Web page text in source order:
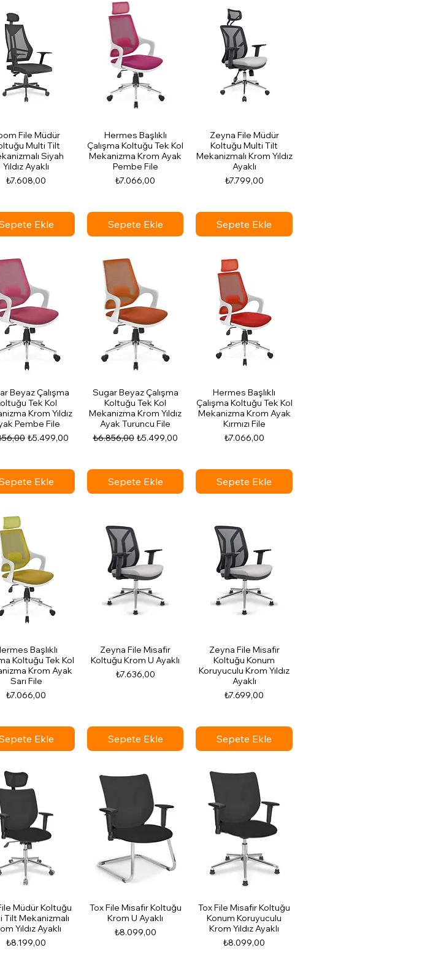
File Müdür
Multi Tilt
Siyah
Yıldız Ayaklı
Fiyat
₺7.608,00
Ekle
Hermes Başlıklı
Çalışma Koltuğu Tek Kol
Mekanizma Krom Ayak
Pembe File
Fiyat
₺7.066,00
Sepete Ekle
Zeyna File Müdür
Koltuğu Multi Tilt
Mekanizmalı Krom Yıldız
Ayaklı
Fiyat
₺7.799,00
Sepete Ekle
Beyaz Çalışma
Tek Kol
Krom Yıldız
Pembe File
Fiyatİndirimli Fiyat
₺5.499,00
Ekle
Sugar Beyaz Çalışma
Koltuğu Tek Kol
Mekanizma Krom Yıldız
Ayak Turuncu File
Normal Fiyat
₺6.856,00 İndirimli Fiyat
₺5.499,00
Sepete Ekle
Hermes Başlıklı
Çalışma Koltuğu Tek Kol
Mekanizma Krom Ayak
Kırmızı File
Fiyat
₺7.066,00
Sepete Ekle
Başlıklı
Koltuğu Tek Kol
Krom Ayak
Sarı File
Fiyat
₺7.066,00
Ekle
Zeyna File Misafir
Koltuğu Krom U Ayaklı
Fiyat
₺7.636,00
Sepete Ekle
Zeyna File Misafir
Koltuğu Konum
Koruyuculu Krom Yıldız
Ayaklı
Fiyat
₺7.699,00
Sepete Ekle
Müdür Koltuğu
Tilt Mekanizmalı
Yıldız Ayaklı
Fiyat
₺8.199,00
Tox File Misafir Koltuğu
Krom U Ayaklı
Fiyat
₺8.099,00
Tox File Misafir Koltuğu
Konum Koruyuculu
Krom Yıldız Ayaklı
Fiyat
₺8.099,00